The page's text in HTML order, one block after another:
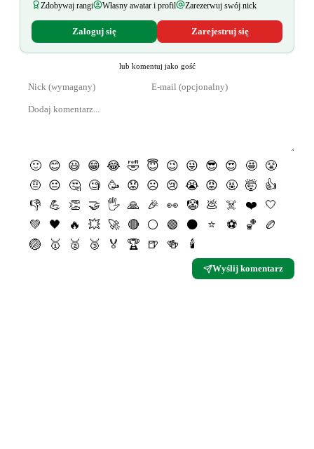
Zdobywaj rangi Własny awatar i profil Zarezerwuj swój nick
Zaloguj się Zarejestruj się
lub komentuj jako gość
🙂 😊 😃 😁 😂 🤣 😇 😉 😜 😎 😍 🤩
😤
🤨
😐 🤔 🧐 🥳 😟 ☹️ 😢 😭 😡 🤬 🤯
👍
👎
💪 👏 🤝 🖐 🙏 🎉 👀 🤡 💩 ☠️ ❤️
🤍
💚
🖤 🔥 💥 🚀 🔴 ⚪️ 🟢 ⚫️ ⭐️ ⚽️ 🏀
🏉
🏐
🥇 🥈 🥉 🏅 🏆 🍺 🍻 🕯
Wyślij komentarz